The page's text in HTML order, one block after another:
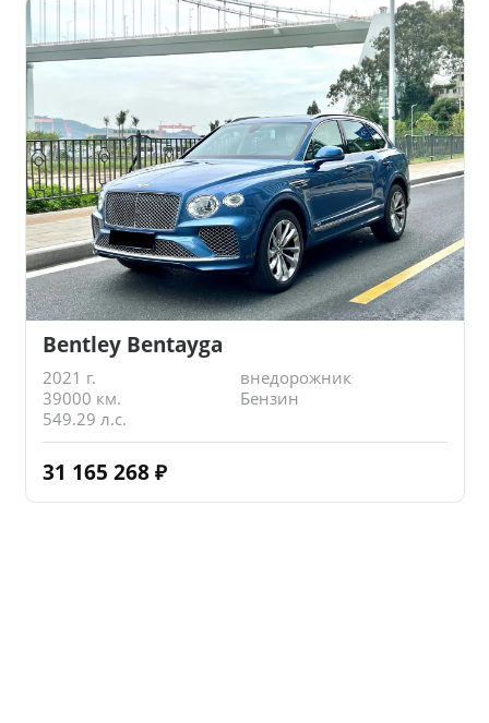
Bentley Bentayga
2021 г.
внедорожник
39000 км.
Бензин
549.29 л.с.
31 165 268 ₽